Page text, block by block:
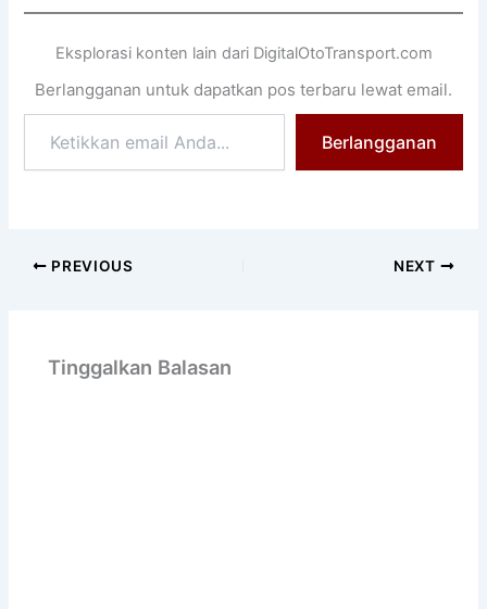
Eksplorasi konten lain dari DigitalOtoTransport.com
Berlangganan untuk dapatkan pos terbaru lewat email.
email
Anda...
Berlangganan
PREVIOUS NEXT
Tinggalkan Balasan